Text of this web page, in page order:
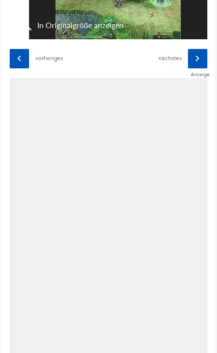
In Originalgröße anzeigen
vorheriges nächstes